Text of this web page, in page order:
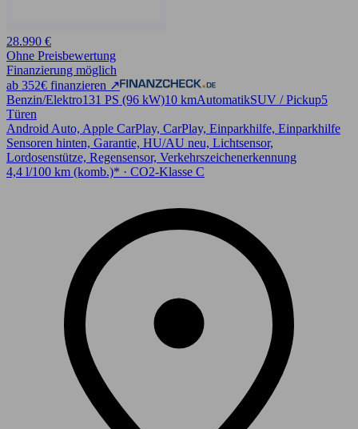
28.990 €
Ohne Preisbewertung
Finanzierung möglich
ab 352€ finanzieren ↗
Benzin/Elektro131 PS (96 kW)10 kmAutomatikSUV / Pickup5
Türen
Android Auto, Apple CarPlay, CarPlay, Einparkhilfe, Einparkhilfe
Sensoren hinten, Garantie, HU/AU neu, Lichtsensor,
Lordosenstütze, Regensensor, Verkehrszeichenerkennung
4,4 l/100 km (komb.)* · CO2-Klasse C